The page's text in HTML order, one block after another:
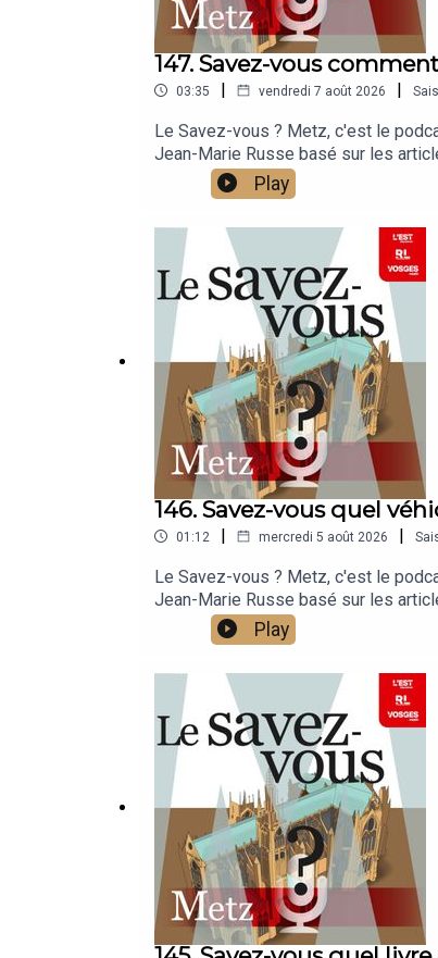
147. Savez-vous
03:35 | vendredi 7 août 2026 |
Le Savez-vous ? Metz, c'est le
Jean-Marie Russe basé sur les
Play
146. Savez-vous quel
01:12 | mercredi 5 août 2026 |
Le Savez-vous ? Metz, c'est le
Jean-Marie Russe basé sur les
Play